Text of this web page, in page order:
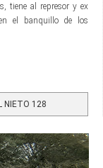
tiene al represor y ex
el banquillo de los
NIETO 128